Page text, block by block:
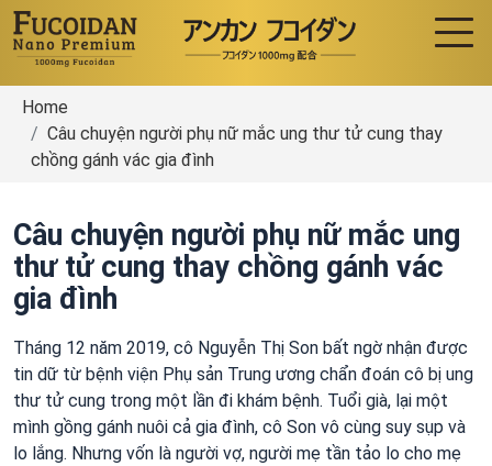
Home
Câu chuyện người phụ nữ mắc ung thư tử cung thay
chồng gánh vác gia đình
Câu chuyện người phụ nữ mắc ung
thư tử cung thay chồng gánh vác
gia đình
Tháng 12 năm 2019, cô Nguyễn Thị Son bất ngờ nhận được
tin dữ từ bệnh viện Phụ sản Trung ương chẩn đoán cô bị ung
thư tử cung trong một lần đi khám bệnh. Tuổi già, lại một
mình gồng gánh nuôi cả gia đình, cô Son vô cùng suy sụp và
lo lắng. Nhưng vốn là người vợ, người mẹ tần tảo lo cho mẹ